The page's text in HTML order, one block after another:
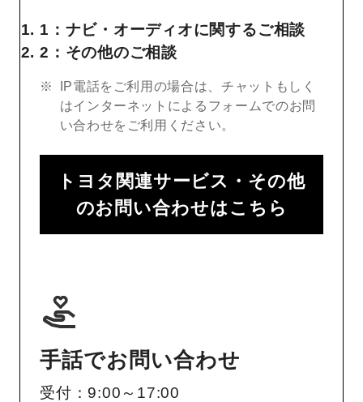
1：ナビ・オーディオに関するご相談
2：その他のご相談
IP電話をご利用の場合は、チャットもしく
はインターネットによるフォームでのお問
い合わせをご利用ください。
トヨタ関連サービス・その他
のお問い合わせはこちら
手話でお問い合わせ
受付：9:00～17:00